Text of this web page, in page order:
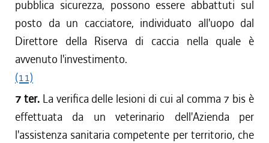
pubblica sicurezza, possono essere abbattuti sul
posto da un cacciatore, individuato all'uopo dal
Direttore della Riserva di caccia nella quale è
avvenuto l'investimento.
(11)
7 ter. La verifica delle lesioni di cui al comma 7 bis è
effettuata da un veterinario dell'Azienda per
l'assistenza sanitaria competente per territorio, che